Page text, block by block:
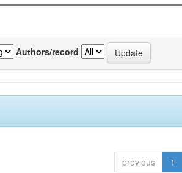
Authors/record
previous 1